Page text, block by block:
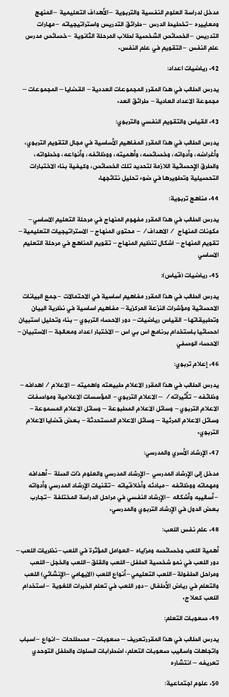
مدخل لدراسة العلوم النفسية والتربوية -الأهداف التعليمية -المنهج
ومعاييره -تخطيط الدرس -طرائق التدريس واستراتيجياته -مهارات
التدريس -الخصائص الشخصية لطلاب المرحلة الثانوية -خصائص مدرس
علم النفس -التقويم في علم النفس.
رياضيات اعداد:
يدرس الطالب في هذا المقرر المجموعات العددية- القضايا – المجموعات –
مجموعة الاعداد العادية- طرائق العد.
القياس والتقويم النفسي والتربوي:
يدرس الطالب في هذا المقرر المفاهيم الأساسية في مجال التقويم التربوي،
وأغراضه، وأدواته، وخصائصه، وأهميته، ووظائفه، وأنواعه، وخطواته،
والطرق الإحصائية اللازمة لتحديد تلك الخصائص، وكيفية بناء الاختبارات
التحصيلية وتطويرها في ضوء تحليل نتائجها.
مناهج تربوية:
يدرس الطالب في هذا المقرر مفهوم المنهاج في مرحلة التعليم الاساسي-
مكونات المنهاج /الاهداف/- محتوى المنهاج- الاستراتيجيات التعليمية-
تقويم المنهاج- اشكال تنظيم المنهاج- تقويم المناهج في مرحلة التعليم
الاساسي
رياضيات (قياس):
يدرس الطالب في هذا المقرر مفاهيم اساسية في الاحتمالات -جمع البيانات
الاحصائية ومؤشرات النزعة المركزية- مفاهيم اساسية في نظرية البيان
وتطبيقاتها- القياس رياضيات- دور الاحصاء التربوي – بناء وتحليل استبيان
احصائيا باستخدام برنامج اس بي اس – الاختبار اعداد ومعالجة – الاستبيان-
الاحصاء الوصفي
إعلام تربوي:
يدرس الطالب في هذا المقرر الاعلام طبيعته واهميته – الاعلام /اهدافه-
وظائفه- تأثيراته/ – الاعلام التربوي- المؤسسات الاعلامية ومواصفات
الاعلام التربوي- وسائل الاعلام المطبوعة – وسائل الاعلام المسموعة-
وسائل الاعلام المرئية – وسائل الاعلام المستحدثة- بعض قضايا الاعلام
التربوي.
الإرشاد الأسري والمدرسي:
مدخل إلى الإرشاد المدرسي -الإرشاد المدرسي والعلوم ذات الصلة -أهدافه
ومهماته ووظائفه -مبادئه وأخلاقياته -تقنيات الإرشاد المدرسي وأدواته
-أساليبه وأشكاله -الإرشاد النفسي في مراحل الدراسة المختلفة -تجارب
بعض الدول في الإرشاد التربوي والمدرسي.
علم نفس اللعب:
أهمية اللعب وخصائصه ومزاياه -العوامل المؤثرة في اللعب-نظريات اللعب-
دور اللعب في نمو شخصية الطفل-اللعب والقلق-اللعب والخجل-اللعب
ومراحل الطفولة-اللعب التعليمي-أنواع اللعب (الايهامي –الإنشائي) اللعب
والتعلم في رياض الأطفال -دور اللعب في تعلم الخبرات اللغوية -استخدام
اللعب كعلاج.
صعوبات التعلم:
يدرس الطالب في هذا المقررتعريف – صعوبات- مصطلحات -انواع -اسباب
واتجاهات واساليب صعوبات التعلم، اضطرابات السلوك والطفل التوحدي
تعريفه – انتشاره
علوم اجتماعية: